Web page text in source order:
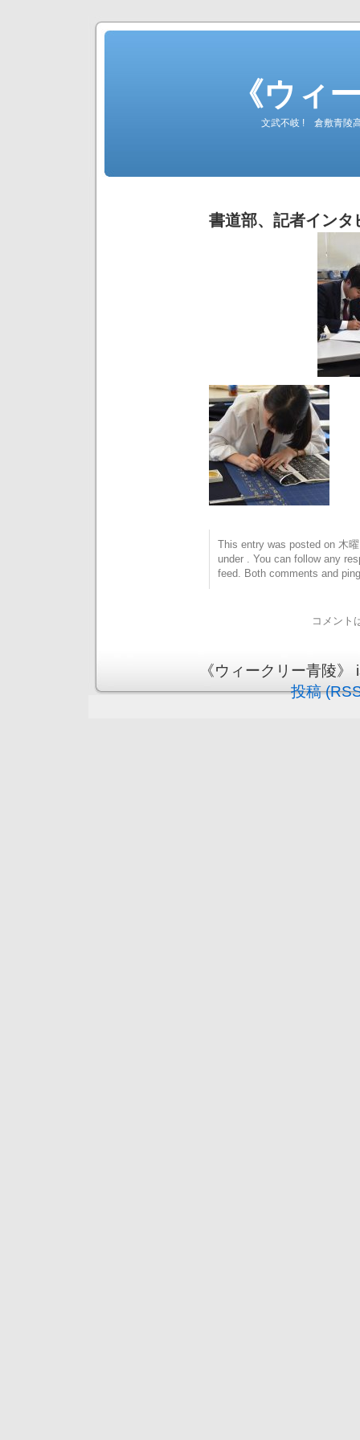
《ウィ
文武不岐 ! 倉敷青陵
書道部、記者インタ
This entry was posted on 木
under . You can follow any
feed. Both comments and
コメント
《ウィークリー青陵
投稿